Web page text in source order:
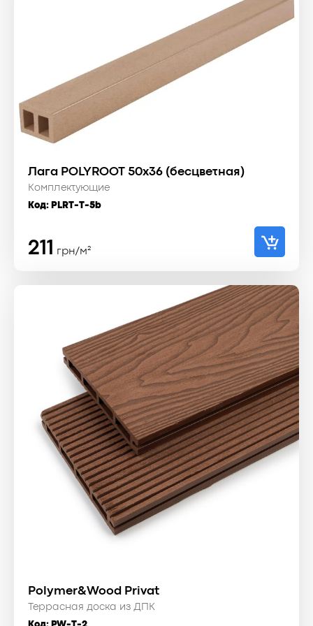
Лага POLYROOT 50х36 (бесцветная)
Комплектующие
Код: PLRT-T-5b
211 грн/м²
Polymer&Wood Privat
Террасная доска из ДПК